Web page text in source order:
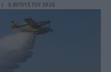
6 ΑΥΓΟΎΣΤΟΥ 2026